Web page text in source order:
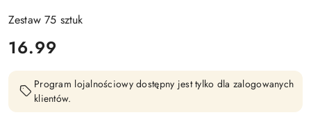
Zestaw 75 sztuk
cena:
16.99
Program lojalnościowy dostępny jest tylko dla zalogowanych
klientów.